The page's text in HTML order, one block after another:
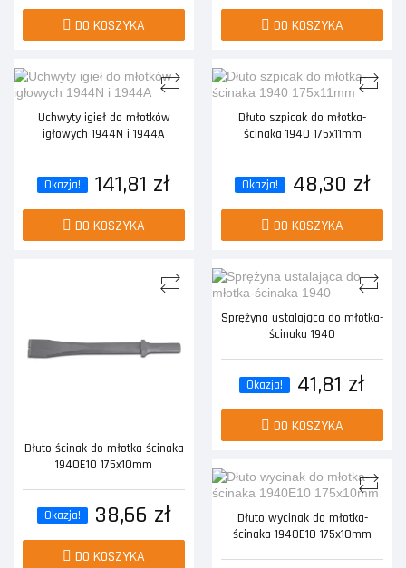
DO KOSZYKA DO KOSZYKA
Uchwyty igieł do młotków
igłowych 1944N i 1944A
Okazja! 141,81 zł
DO KOSZYKA
Dłuto szpicak do młotka-
ścinaka 1940 175x11mm
Okazja! 48,30 zł
DO KOSZYKA
Dłuto ścinak do młotka-ścinaka
1940E10 175x10mm
Okazja! 38,66 zł
DO KOSZYKA
Sprężyna ustalająca do młotka-
ścinaka 1940
Okazja! 41,81 zł
DO KOSZYKA
Dłuto wycinak do młotka-
ścinaka 1940E10 175x10mm